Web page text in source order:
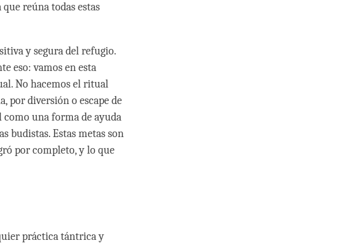
reúna todas estas
y segura del refugio.
eso: vamos en esta
No hacemos el ritual
por diversión o escape de
una forma de ayuda
budistas. Estas metas son
por completo, y lo que
práctica tántrica y